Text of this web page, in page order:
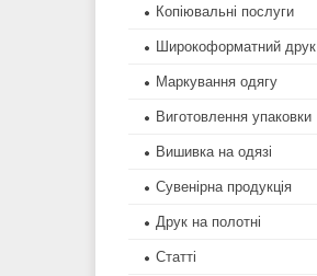
Копіювальні послуги
Широкоформатний друк
Маркування одягу
Виготовлення упаковки
Вишивка на одязі
Сувенірна продукція
Друк на полотні
Статті